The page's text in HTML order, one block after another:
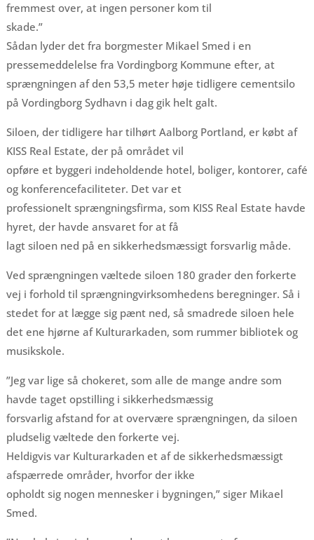
fremmest over, at ingen personer kom til
skade.”
Sådan lyder det fra borgmester Mikael Smed i en
pressemeddelelse fra Vordingborg Kommune efter, at
sprængningen af den 53,5 meter høje tidligere cementsilo
på Vordingborg Sydhavn i dag gik helt galt.
Siloen, der tidligere har tilhørt Aalborg Portland, er købt af
KISS Real Estate, der på området vil
opføre et byggeri indeholdende hotel, boliger, kontorer, café
og konferencefaciliteter. Det var et
professionelt sprængningsfirma, som KISS Real Estate havde
hyret, der havde ansvaret for at få
lagt siloen ned på en sikkerhedsmæssigt forsvarlig måde.
Ved sprængningen væltede siloen 180 grader den forkerte
vej i forhold til sprængningvirksomhedens beregninger. Så i
stedet for at lægge sig pænt ned, så smadrede siloen hele
det ene hjørne af Kulturarkaden, som rummer bibliotek og
musikskole.
”Jeg var lige så chokeret, som alle de mange andre som
havde taget opstilling i sikkerhedsmæssig
forsvarlig afstand for at overvære sprængningen, da siloen
pludselig væltede den forkerte vej.
Heldigvis var Kulturarkaden et af de sikkerhedsmæssigt
afspærrede områder, hvorfor der ikke
opholdt sig nogen mennesker i bygningen,” siger Mikael
Smed.